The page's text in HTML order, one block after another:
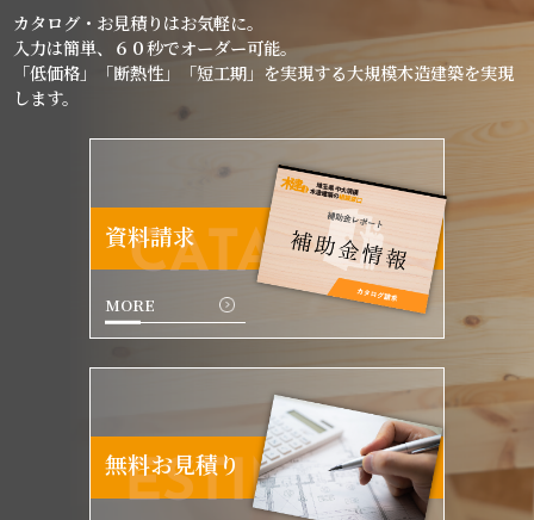
カタログ・お見積りはお気軽に。
入力は簡単、６０秒でオーダー可能。
「低価格」「断熱性」「短工期」を実現する大規模木造建築を実現
します。
CATALOG
資料請求
MORE
ESTIMATE
無料お見積り